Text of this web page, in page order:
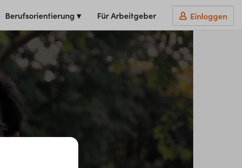
Berufsorientierung ▾ Für Arbeitgeber Einloggen